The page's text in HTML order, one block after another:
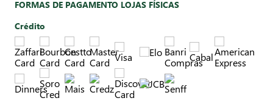
FORMAS DE PAGAMENTO LOJAS FÍSICAS
Crédito